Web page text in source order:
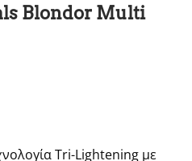
Blondor Multi
Tri-Lightening με